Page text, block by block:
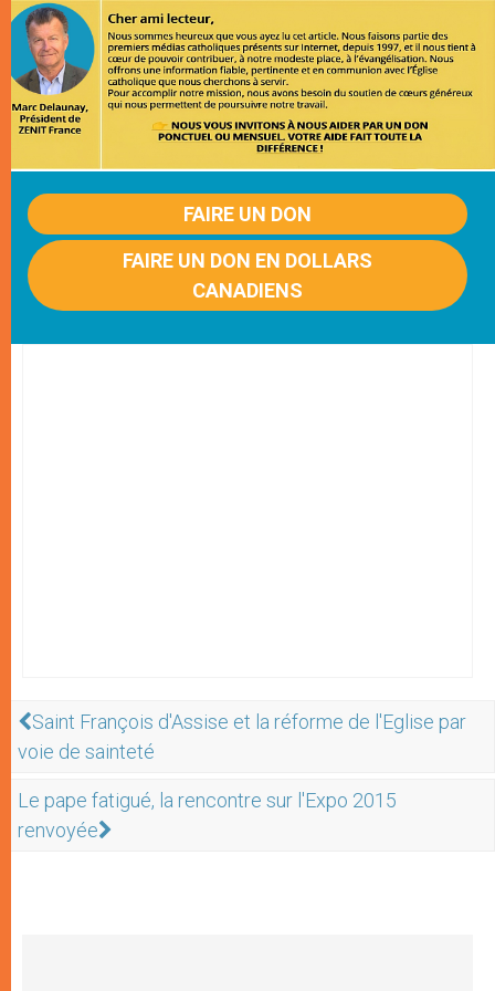
FAIRE UN DON
FAIRE UN DON EN DOLLARS
CANADIENS
Saint François d'Assise et la réforme de l'Eglise par
voie de sainteté
Le pape fatigué, la rencontre sur l'Expo 2015
renvoyée